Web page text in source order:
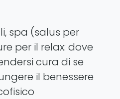
spa (salus per
per il relax: dove
cura di se
il benessere